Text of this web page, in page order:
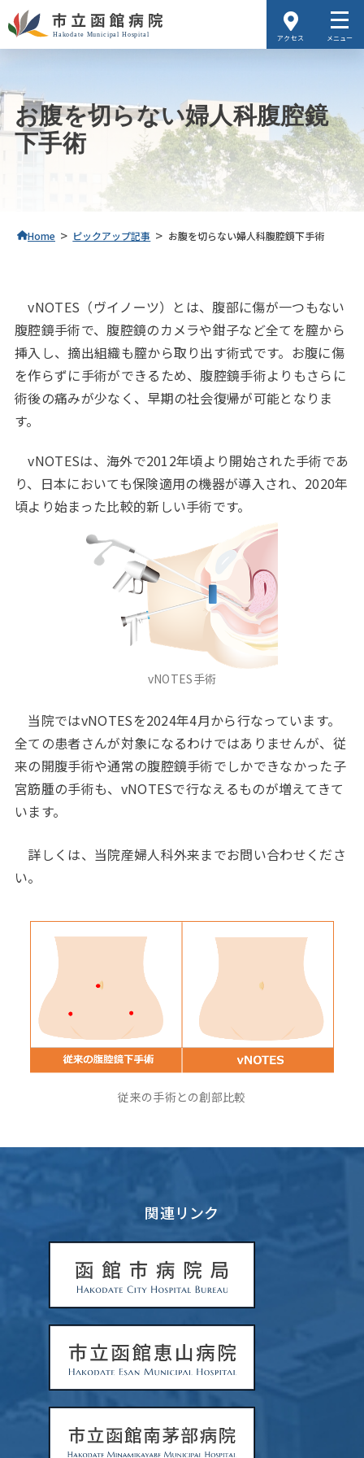
アクセス メニュー
お腹を切らない婦人科腹腔鏡
下手術
Home > ピックアップ記事 > お腹を切らない婦人科腹腔鏡下手術
vNOTES（ヴイノーツ）とは、腹部に傷が一つもない
腹腔鏡手術で、腹腔鏡のカメラや鉗子など全てを膣から
挿入し、摘出組織も膣から取り出す術式です。お腹に傷
を作らずに手術ができるため、腹腔鏡手術よりもさらに
術後の痛みが少なく、早期の社会復帰が可能となりま
す。
vNOTESは、海外で2012年頃より開始された手術であ
り、日本においても保険適用の機器が導入され、2020年
頃より始まった比較的新しい手術です。
vNOTES手術
当院ではvNOTESを2024年4月から行なっています。
全ての患者さんが対象になるわけではありませんが、従
来の開腹手術や通常の腹腔鏡手術でしかできなかった子
宮筋腫の手術も、vNOTESで行なえるものが増えてきて
います。
詳しくは、当院産婦人科外来までお問い合わせくださ
い。
従来の手術との創部比較
関連リンク